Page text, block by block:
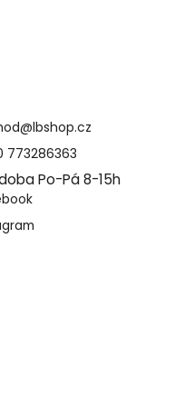
@lbshop.cz
773286363
Po-Pá 8-15h